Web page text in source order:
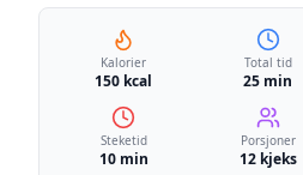
Kalorier
150 kcal
Total tid
25 min
Steketid
10 min
Porsjoner
12 kjeks